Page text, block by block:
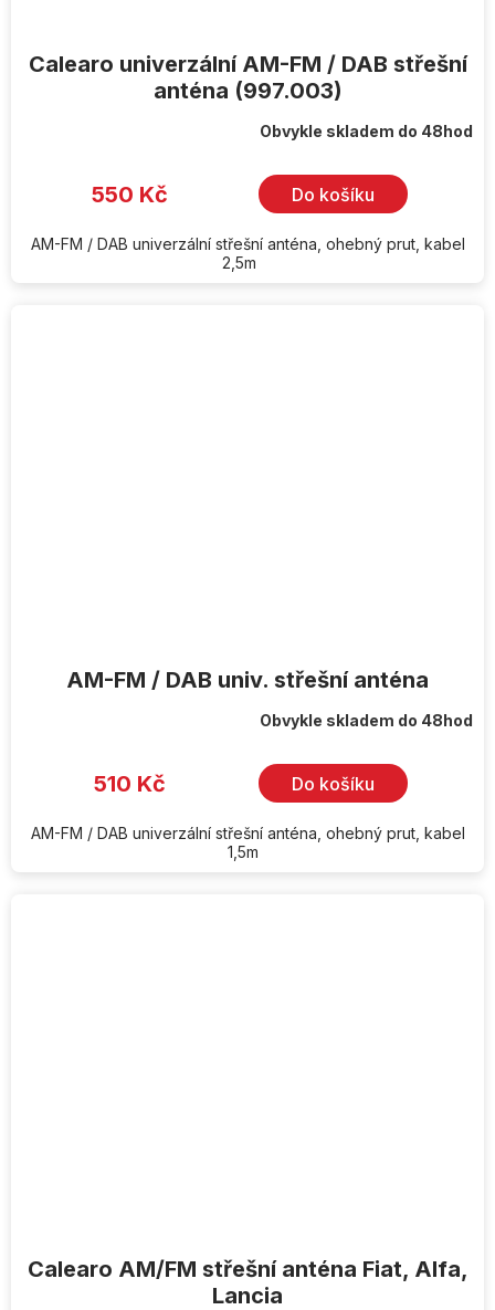
Calearo univerzální AM-FM / DAB střešní
anténa (997.003)
Obvykle skladem do 48hod
550 Kč Do košíku
AM-FM / DAB univerzální střešní anténa, ohebný prut, kabel
2,5m
AM-FM / DAB univ. střešní anténa
Obvykle skladem do 48hod
510 Kč Do košíku
AM-FM / DAB univerzální střešní anténa, ohebný prut, kabel
1,5m
Calearo AM/FM střešní anténa Fiat, Alfa,
Lancia